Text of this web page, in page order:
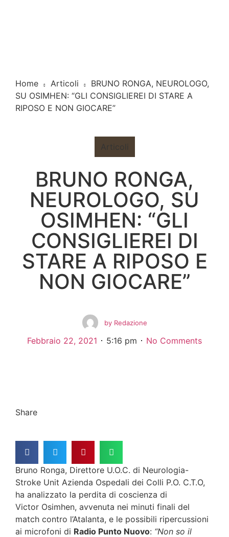
Home Articoli
BRUNO RONGA, NEUROLOGO,
SU OSIMHEN: “GLI CONSIGLIEREI DI STARE A
RIPOSO E NON GIOCARE”
Articoli
BRUNO RONGA,
NEUROLOGO, SU
OSIMHEN: “GLI
CONSIGLIEREI DI
STARE A RIPOSO E
NON GIOCARE”
byRedazione
Febbraio 22, 2021 5:16 pm No Comments
Share
Bruno Ronga, Direttore U.O.C. di Neurologia-
Stroke Unit Azienda Ospedali dei Colli P.O. C.T.O,
ha analizzato la perdita di coscienza di
Victor Osimhen, avvenuta nei minuti finali del
match contro l’Atalanta, e le possibili ripercussioni
ai microfoni di Radio Punto Nuovo: “Non so il